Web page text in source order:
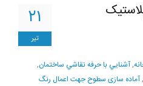
۲۱
تیر
,آشنايي با حرفه نقاشي ساختمان,
,آماده سازی سطوح جهت اعمال رنگ